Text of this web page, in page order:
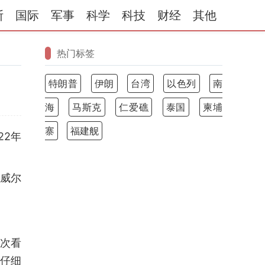
国际 军事 科学 科技 财经 其他
年
尔
看
细
热门标签
特朗普 伊朗 台湾 以色列
南
海
马斯克 仁爱礁 泰国
柬埔
寨
福建舰